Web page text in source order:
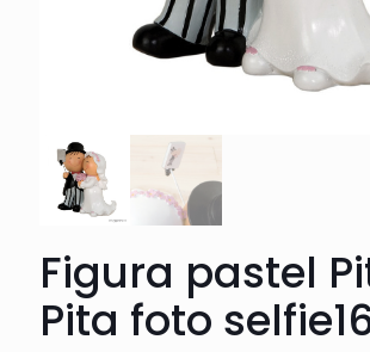
Figura pastel
Pita foto